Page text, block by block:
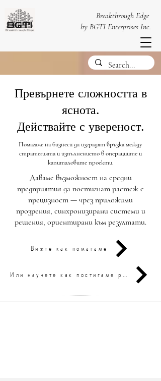
Breakthrough Edge
by BGTI Enterprises Inc.
Превърнете сложността в
яснота.
Действайте с увереност.
Помагаме на бизнеси да изградят връзка между
стратегията и изпълнението в операциите и
капиталовите проекти.
Даваме възможност на средни
предприятия да постигнат растеж с
прецизност — чрез приложими
прозрения, синхронизирани системи и
решения, ориентирани към резултати.
Вижте как помагаме
Или научете как постигаме резултати